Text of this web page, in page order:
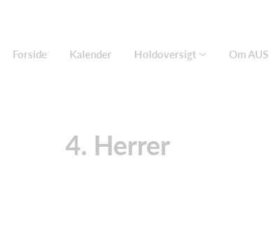
Forside Kalender Holdoversigt Om AUS
4. Herrer